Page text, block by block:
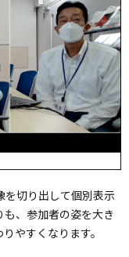
を切り出して個別表示
、参加者の姿を大き
やすくなります。